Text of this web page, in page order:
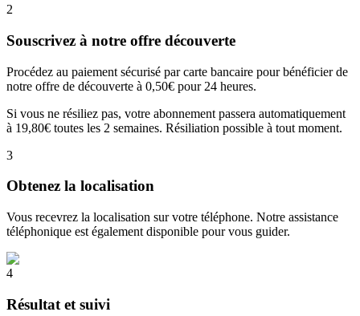
2
Souscrivez à notre offre découverte
Procédez au paiement sécurisé par carte bancaire pour bénéficier de
notre offre de découverte à 0,50€ pour 24 heures.
Si vous ne résiliez pas, votre abonnement passera automatiquement
à 19,80€ toutes les 2 semaines. Résiliation possible à tout moment.
3
Obtenez la localisation
Vous recevrez la localisation sur votre téléphone. Notre assistance
téléphonique est également disponible pour vous guider.
4
Résultat et suivi